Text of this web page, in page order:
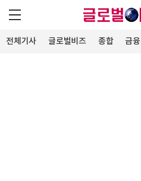
전체기사 글로벌비즈 종합 금융